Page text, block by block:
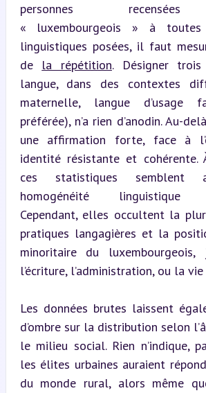
personnes recensées
« luxembourgeois » à
linguistiques posées, il faut
de la répétition. Désigner
langue, dans des contextes
maternelle, langue d’usage
préférée), n’a rien d’anodin. Au-
une affirmation forte, face à
identité résistante et cohérente.
ces statistiques semblent
homogénéité linguistique
Cependant, elles occultent la
pratiques langagières et la
minoritaire du luxembourgeois,
l’écriture, l’administration, ou la
Les données brutes laissent
d’ombre sur la distribution selon
le milieu social. Rien n’indique,
les élites urbaines auraient
du monde rural, alors même